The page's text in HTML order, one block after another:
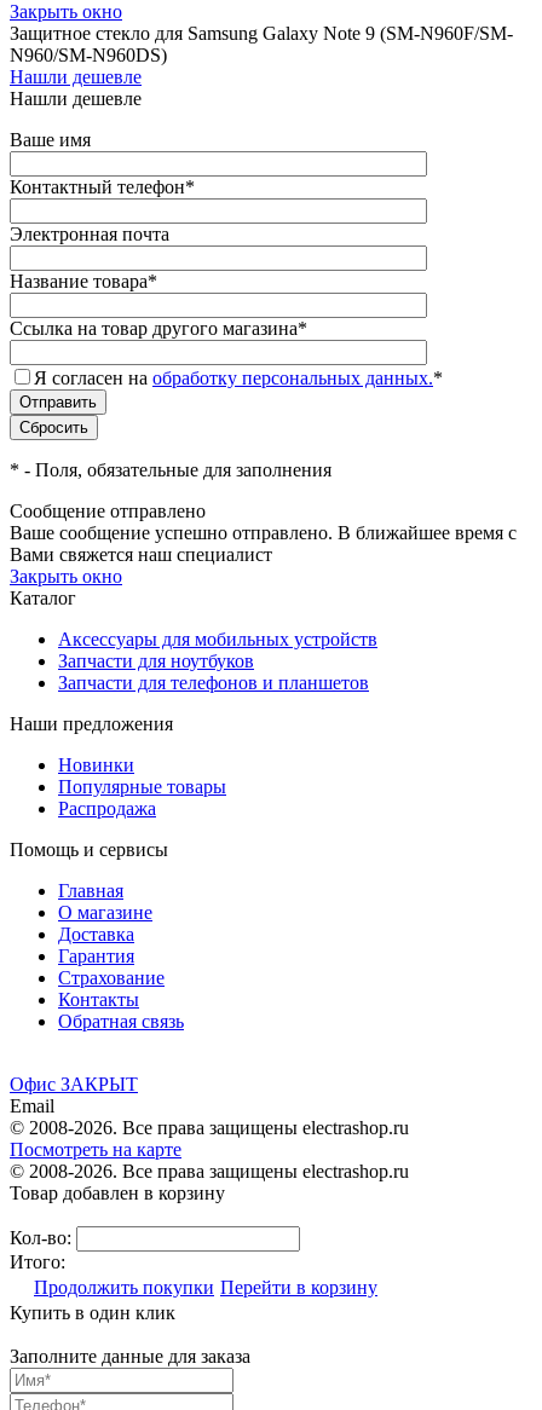
Закрыть окно
Защитное стекло для Samsung Galaxy Note 9 (SM-N960F/SM-
N960/SM-N960DS)
Нашли дешевле
Нашли дешевле
Ваше имя
Контактный телефон*
Электронная почта
Название товара*
Ссылка на товар другого магазина*
Я согласен на обработку персональных данных.*
* - Поля, обязательные для заполнения
Сообщение отправлено
Ваше сообщение успешно отправлено. В ближайшее время с
Вами свяжется наш специалист
Закрыть окно
Каталог
Аксессуары для мобильных устройств
Запчасти для ноутбуков
Запчасти для телефонов и планшетов
Наши предложения
Новинки
Популярные товары
Распродажа
Помощь и сервисы
Главная
О магазине
Доставка
Гарантия
Страхование
Контакты
Обратная связь
Офис ЗАКРЫТ
Email
© 2008-2026. Все права защищены electrashop.ru
Посмотреть на карте
© 2008-2026. Все права защищены electrashop.ru
Товар добавлен в корзину
Кол-во:
Итого:
Продолжить покупки Перейти в корзину
Купить в один клик
Заполните данные для заказа